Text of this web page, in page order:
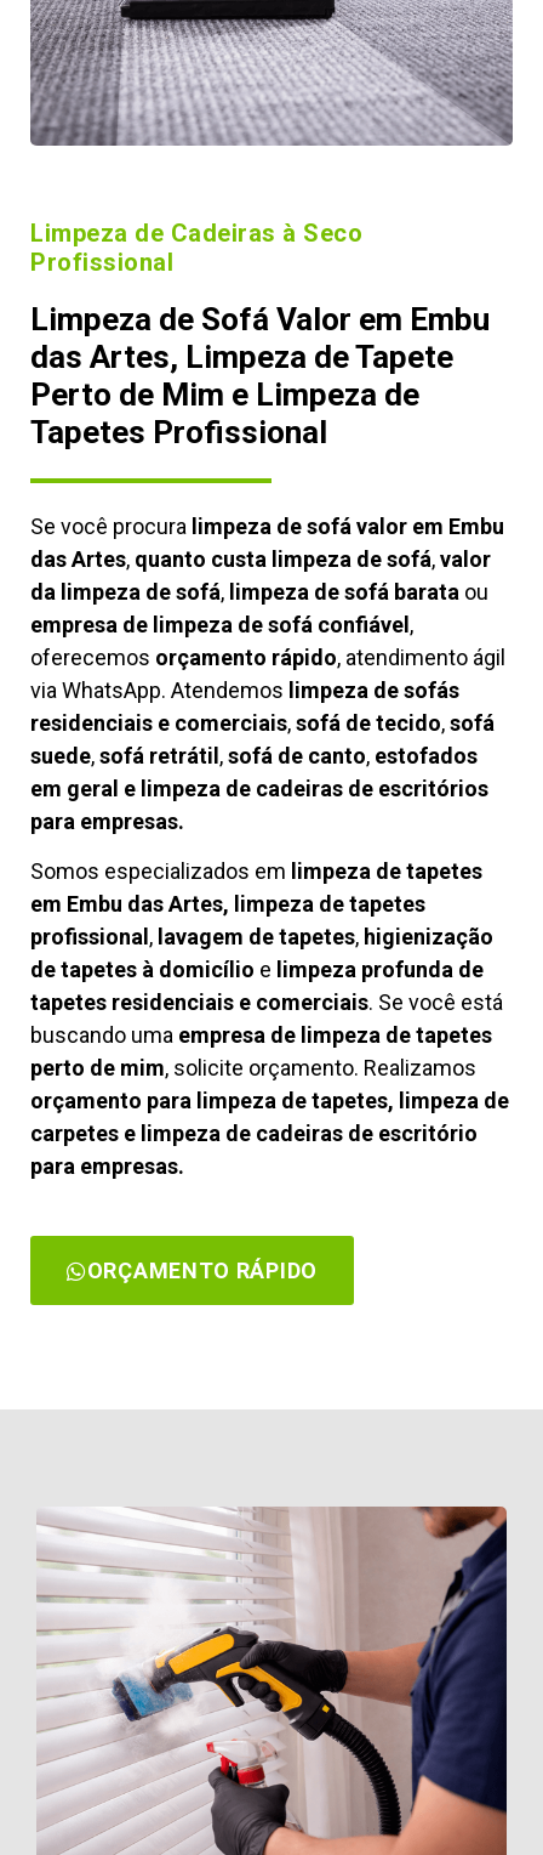
Limpeza de Cadeiras à Seco
Profissional
Limpeza de Sofá Valor em Embu
das Artes, Limpeza de Tapete
Perto de Mim e Limpeza de
Tapetes Profissional
Se você procura limpeza de sofá valor em Embu
das Artes, quanto custa limpeza de sofá,valor
da limpeza de sofá, limpeza de sofá barata ou
empresa de limpeza de sofá confiável,
oferecemos orçamento rápido, atendimento ágil
via WhatsApp. Atendemos limpeza desofás
residenciais e comerciais,sofá de tecido,sofá
suede,sofá retrátil,sofá de canto, estofados
em geral e limpeza de cadeiras de escritórios
para empresas.
Somos especializados em limpeza de tapetes
em Embu das Artes, limpeza de tapetes
profissional , lavagem de tapetes, higienização
de tapetes à domicílio e limpeza profunda de
tapetes residenciais e comerciais. Se você está
buscando uma empresa de limpeza de tapetes
perto de mim, solicite orçamento. Realizamos
orçamento para limpeza de tapetes, limpeza de
carpetes e limpeza de cadeiras de escritório
para empresas.
ORÇAMENTO RÁPIDO